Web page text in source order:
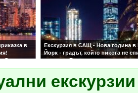
сафари и 5 нощувки в
на Диани Бийч!
в
- 5
4*
език!
Екскурзия в САЩ - Нова година
Йорк - градът, който никога не
водач от България
Нова година в Ню Йорк - под
нощувки в централно
хотел, с обслужване на
екскурзии